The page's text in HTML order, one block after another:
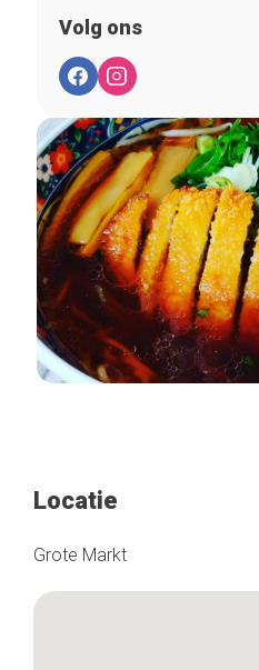
Volg ons
Locatie
Grote Markt